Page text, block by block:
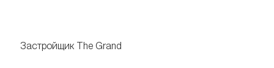
Застройщик The Grand